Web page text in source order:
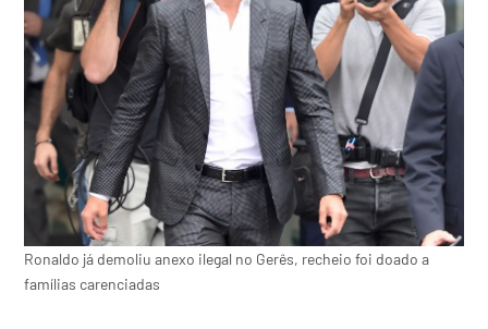
Ronaldo já demoliu anexo ilegal no Gerês, recheio foi doado a
famílias carenciadas